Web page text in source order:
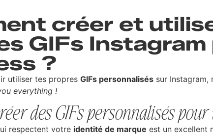
créer et
GIFs Instagram
?
utiliser tes propres GIFs personnalisés sur Instagram,
everything !
des GIFs personnalisés
respectent votre identité de marque est un excellent